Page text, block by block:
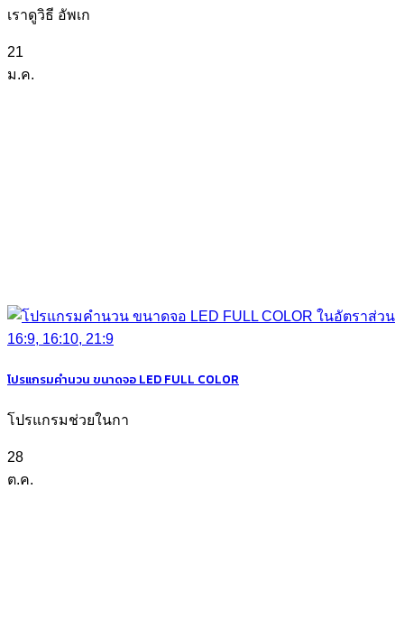
เราดูวิธี อัพเก
21
ม.ค.
โปรแกรมคำนวน ขนาดจอ LED FULL COLOR
โปรแกรมช่วยในกา
28
ต.ค.